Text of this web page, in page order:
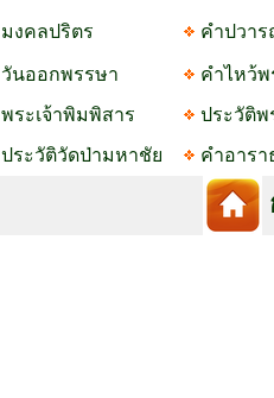
มงคลปริตร คำปวา
วันออกพรรษา
คำไหว้พ
พระเจ้าพิมพิสาร
ประวัติ
ประวัติวัดป่ามหาชัย คำอาร